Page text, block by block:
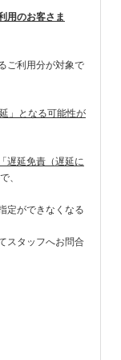
用のお客さま
利用分が対象で
」となる可能性が
遅延免責（遅延に
、
ができなくなる
タッフへお問合